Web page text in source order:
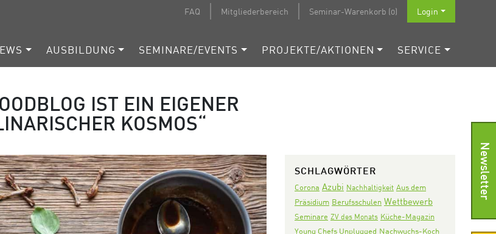
FAQ Mitgliederbereich Seminar-Warenkorb (0) Login
AUSBILDUNG SEMINARE/EVENTS PROJEKTE/AKTIONEN SERVICE
IST EIN EIGENER
KOSMOS“
SCHLAGWÖRTER
Corona Azubi Nachhaltigkeit Aus dem
Präsidium Berufsschulen Wettbewerb
Seminare ZV des Monats Küche-Magazin
Young Chefs Unplugged Nachwuchs-Koch
Newsletter